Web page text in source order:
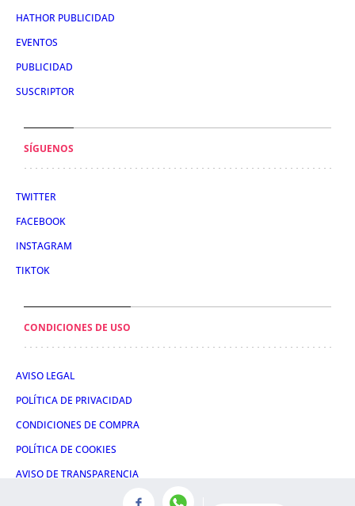
HATHOR PUBLICIDAD
EVENTOS
PUBLICIDAD
SUSCRIPTOR
SÍGUENOS
TWITTER
FACEBOOK
INSTAGRAM
TIKTOK
CONDICIONES DE USO
AVISO LEGAL
POLÍTICA DE PRIVACIDAD
CONDICIONES DE COMPRA
POLÍTICA DE COOKIES
AVISO DE TRANSPARENCIA